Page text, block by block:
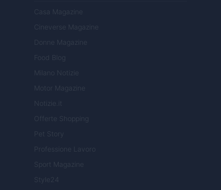
Casa Magazine
Cineverse Magazine
Donne Magazine
Food Blog
Milano Notizie
Motor Magazine
Notizie.it
Offerte Shopping
Pet Story
Professione Lavoro
Sport Magazine
Style24